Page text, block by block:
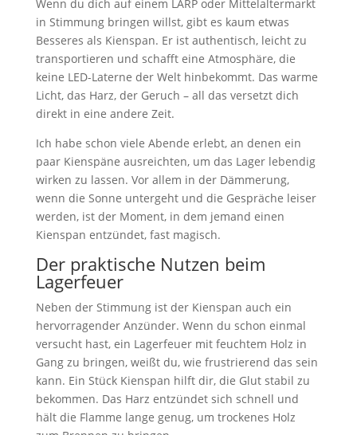
Wenn du dich auf einem LARP oder Mittelaltermarkt
in Stimmung bringen willst, gibt es kaum etwas
Besseres als Kienspan. Er ist authentisch, leicht zu
transportieren und schafft eine Atmosphäre, die
keine LED-Laterne der Welt hinbekommt. Das warme
Licht, das Harz, der Geruch – all das versetzt dich
direkt in eine andere Zeit.
Ich habe schon viele Abende erlebt, an denen ein
paar Kienspäne ausreichten, um das Lager lebendig
wirken zu lassen. Vor allem in der Dämmerung,
wenn die Sonne untergeht und die Gespräche leiser
werden, ist der Moment, in dem jemand einen
Kienspan entzündet, fast magisch.
Der praktische Nutzen beim
Lagerfeuer
Neben der Stimmung ist der Kienspan auch ein
hervorragender Anzünder. Wenn du schon einmal
versucht hast, ein Lagerfeuer mit feuchtem Holz in
Gang zu bringen, weißt du, wie frustrierend das sein
kann. Ein Stück Kienspan hilft dir, die Glut stabil zu
bekommen. Das Harz entzündet sich schnell und
hält die Flamme lange genug, um trockenes Holz